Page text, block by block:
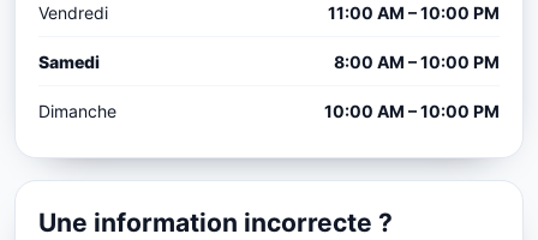
Vendredi 11:00 AM – 10:00 PM
Samedi 8:00 AM – 10:00 PM
Dimanche 10:00 AM – 10:00 PM
Une information incorrecte ?